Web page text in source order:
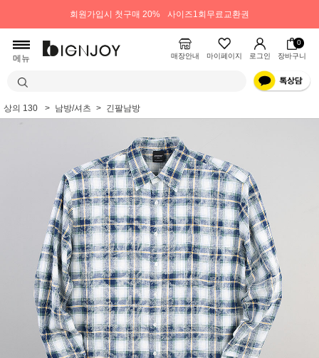
회원가입시 첫구매 20% 사이즈1회무료교환권
메뉴 매장안내 마이페이지 로그인
0
장바구니
상의 130 남방/셔츠 긴팔남방